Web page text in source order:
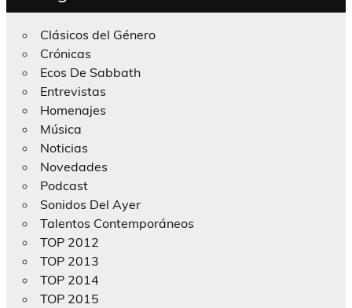
Clásicos del Género
Crónicas
Ecos De Sabbath
Entrevistas
Homenajes
Música
Noticias
Novedades
Podcast
Sonidos Del Ayer
Talentos Contemporáneos
TOP 2012
TOP 2013
TOP 2014
TOP 2015